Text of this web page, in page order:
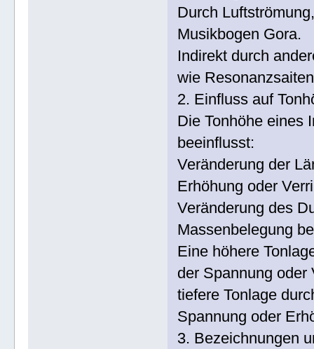
Durch
Musikbogen Gora.
Indirekt durch
wie
2. Einfluss auf
Die Tonhöhe eines
beeinflusst:
Veränderung der
Erhöhung oder
Veränderung des
Massenbelegung
Eine höhere
der Spannung oder
tiefere Tonlage
Spannung oder
3. Bezeichnungen